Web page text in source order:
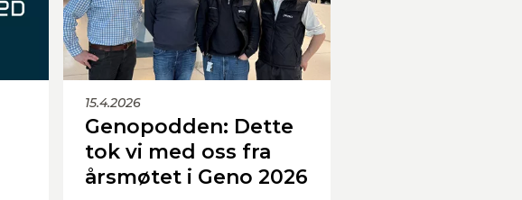
15.4.2026
Genopodden: Dette
tok vi med oss fra
årsmøtet i Geno 2026